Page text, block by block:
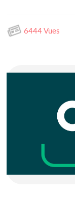
6444 Vues